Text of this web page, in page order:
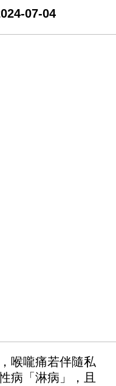
07-04
喉嚨痛若伴隨私
病「淋病」，且